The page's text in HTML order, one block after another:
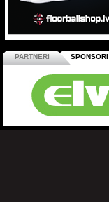
PARTNERI SPONSORI